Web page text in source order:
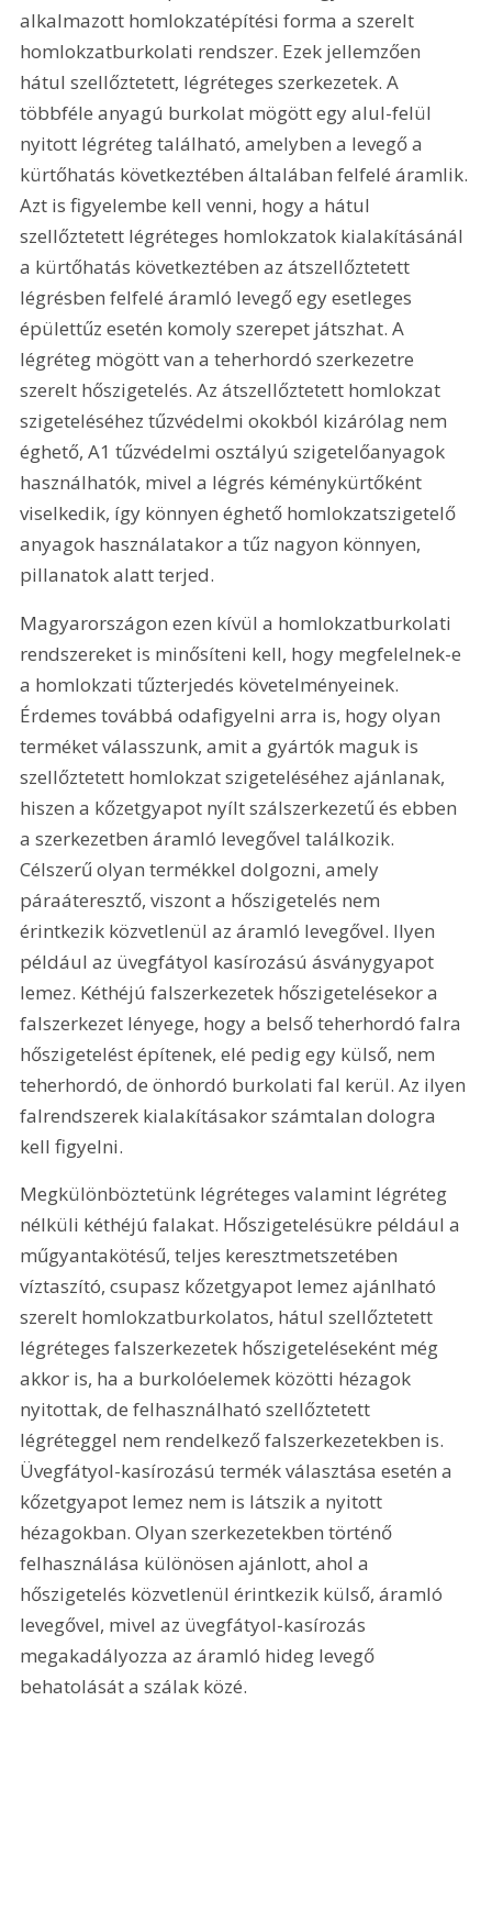
alkalmazott homlokzatépítési forma a szerelt
homlokzatburkolati rendszer. Ezek jellemzően
hátul szellőztetett, légréteges szerkezetek. A
többféle anyagú burkolat mögött egy alul-felül
nyitott légréteg található, amelyben a levegő a
kürtőhatás következtében általában felfelé áramlik.
Azt is figyelembe kell venni, hogy a hátul
szellőztetett légréteges homlokzatok kialakításánál
a kürtőhatás következtében az átszellőztetett
légrésben felfelé áramló levegő egy esetleges
épülettűz esetén komoly szerepet játszhat. A
légréteg mögött van a teherhordó szerkezetre
szerelt hőszigetelés. Az átszellőztetett homlokzat
szigeteléséhez tűzvédelmi okokból kizárólag nem
éghető, A1 tűzvédelmi osztályú szigetelőanyagok
használhatók, mivel a légrés kéménykürtőként
viselkedik, így könnyen éghető homlokzatszigetelő
anyagok használatakor a tűz nagyon könnyen,
pillanatok alatt terjed.
Magyarországon ezen kívül a homlokzatburkolati
rendszereket is minősíteni kell, hogy megfelelnek-e
a homlokzati tűzterjedés követelményeinek.
Érdemes továbbá odafigyelni arra is, hogy olyan
terméket válasszunk, amit a gyártók maguk is
szellőztetett homlokzat szigeteléséhez ajánlanak,
hiszen a kőzetgyapot nyílt szálszerkezetű és ebben
a szerkezetben áramló levegővel találkozik.
Célszerű olyan termékkel dolgozni, amely
páraáteresztő, viszont a hőszigetelés nem
érintkezik közvetlenül az áramló levegővel. Ilyen
például az üvegfátyol kasírozású ásványgyapot
lemez. Kéthéjú falszerkezetek hőszigetelésekor a
falszerkezet lényege, hogy a belső teherhordó falra
hőszigetelést építenek, elé pedig egy külső, nem
teherhordó, de önhordó burkolati fal kerül. Az ilyen
falrendszerek kialakításakor számtalan dologra
kell figyelni.
Megkülönböztetünk légréteges valamint légréteg
nélküli kéthéjú falakat. Hőszigetelésükre például a
műgyantakötésű, teljes keresztmetszetében
víztaszító, csupasz kőzetgyapot lemez ajánlható
szerelt homlokzatburkolatos, hátul szellőztetett
légréteges falszerkezetek hőszigeteléseként még
akkor is, ha a burkolóelemek közötti hézagok
nyitottak, de felhasználható szellőztetett
légréteggel nem rendelkező falszerkezetekben is.
Üvegfátyol-kasírozású termék választá­sa esetén a
kőzetgyapot lemez nem is látszik a nyitott
hézagokban. Olyan szerkezetekben történő
felhasználása különösen ajánlott, ahol a
hőszigetelés közvetlenül érintkezik külső, áramló
levegővel, mivel az üvegfátyol-kasírozás
megakadályozza az áramló hideg levegő
behatolását a szálak közé.